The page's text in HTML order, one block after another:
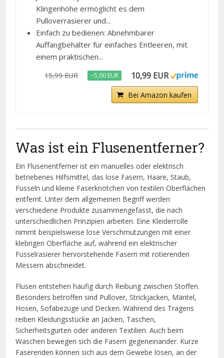
Klingenhöhe ermöglicht es dem
Pulloverrasierer und...
Einfach zu bedienen: Abnehmbarer
Auffangbehälter für einfaches Entleeren, mit
einem praktischen...
15,99 EUR −5,00 EUR 10,99 EUR
Bei Amazon kaufen
Was ist ein Flusenentferner?
Ein Flusenentferner ist ein manuelles oder elektrisch
betriebenes Hilfsmittel, das lose Fasern, Haare, Staub,
Fusseln und kleine Faserknötchen von textilen Oberflächen
entfernt. Unter dem allgemeinen Begriff werden
verschiedene Produkte zusammengefasst, die nach
unterschiedlichen Prinzipien arbeiten. Eine Kleiderrolle
nimmt beispielsweise lose Verschmutzungen mit einer
klebrigen Oberfläche auf, während ein elektrischer
Fusselrasierer hervorstehende Fasern mit rotierenden
Messern abschneidet.
Flusen entstehen häufig durch Reibung zwischen Stoffen.
Besonders betroffen sind Pullover, Strickjacken, Mäntel,
Hosen, Sofabezüge und Decken. Während des Tragens
reiben Kleidungsstücke an Jacken, Taschen,
Sicherheitsgurten oder anderen Textilien. Auch beim
Waschen bewegen sich die Fasern gegeneinander. Kurze
Faserenden können sich aus dem Gewebe lösen, an der